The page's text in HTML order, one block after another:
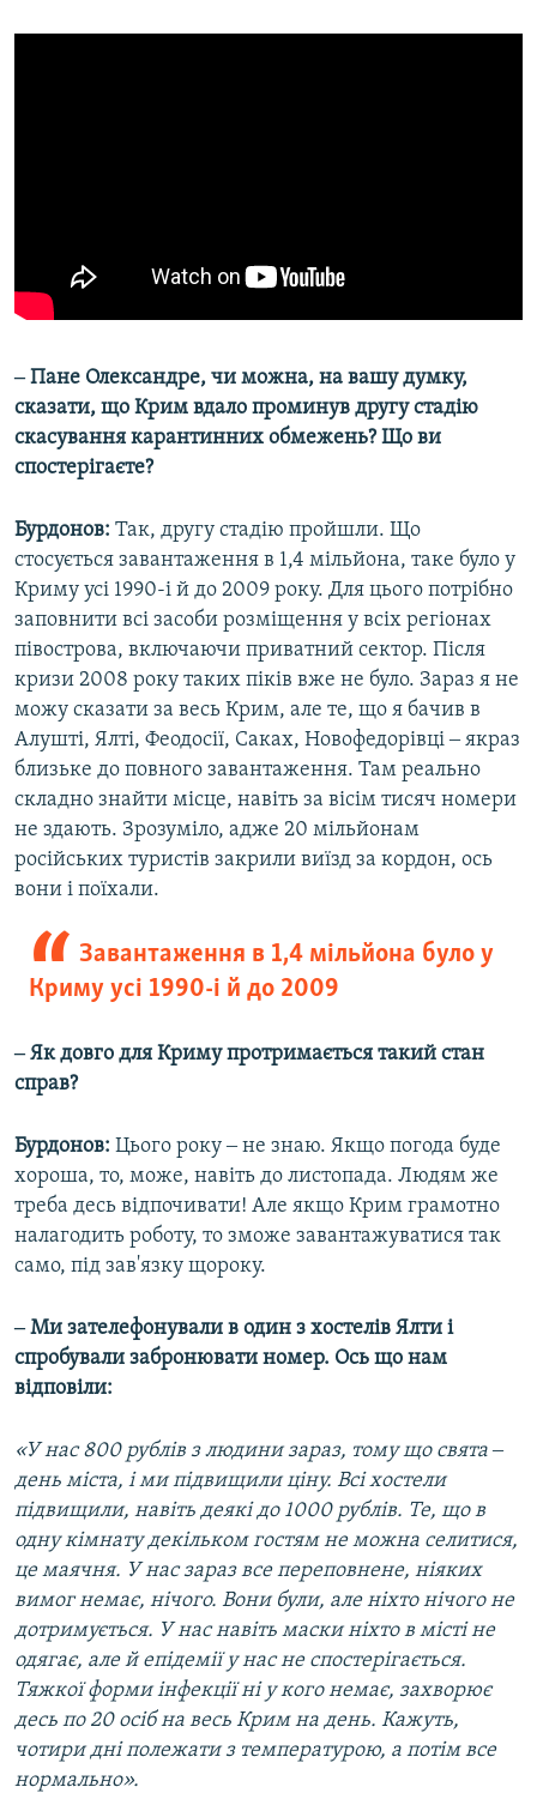
‒ Пане Олександре, чи можна, на вашу думку,
сказати, що Крим вдало проминув другу стадію
скасування карантинних обмежень? Що ви
спостерігаєте?
Бурдонов: Так, другу стадію пройшли. Що
стосується завантаження в 1,4 мільйона, таке було у
Криму усі 1990-і й до 2009 року. Для цього потрібно
заповнити всі засоби розміщення у всіх регіонах
півострова, включаючи приватний сектор. Після
кризи 2008 року таких піків вже не було. Зараз я не
можу сказати за весь Крим, але те, що я бачив в
Алушті, Ялті, Феодосії, Саках, Новофедорівці ‒ якраз
близьке до повного завантаження. Там реально
складно знайти місце, навіть за вісім тисяч номери
не здають. Зрозуміло, адже 20 мільйонам
російських туристів закрили виїзд за кордон, ось
вони і поїхали.
Завантаження в 1,4 мільйона було у
Криму усі 1990-і й до 2009
‒ Як довго для Криму протримається такий стан
справ?
Бурдонов: Цього року ‒ не знаю. Якщо погода буде
хороша, то, може, навіть до листопада. Людям же
треба десь відпочивати! Але якщо Крим грамотно
налагодить роботу, то зможе завантажуватися так
само, під зав'язку щороку.
‒ Ми зателефонували в один з хостелів Ялти і
спробували забронювати номер. Ось що нам
відповіли:
«У нас 800 рублів з людини зараз, тому що свята ‒
день міста, і ми підвищили ціну. Всі хостели
підвищили, навіть деякі до 1000 рублів. Те, що в
одну кімнату декільком гостям не можна селитися,
це маячня. У нас зараз все переповнене, ніяких
вимог немає, нічого. Вони були, але ніхто нічого не
дотримується. У нас навіть маски ніхто в місті не
одягає, але й епідемії у нас не спостерігається.
Тяжкої форми інфекції ні у кого немає, захворює
десь по 20 осіб на весь Крим на день. Кажуть,
чотири дні полежати з температурою, а потім все
нормально».